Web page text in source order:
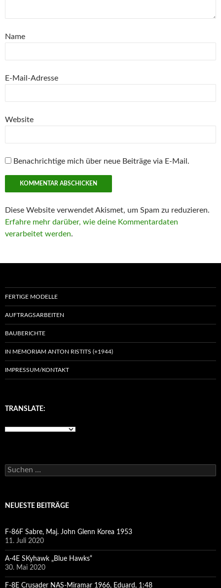
Name
E-Mail-Adresse
Website
Benachrichtige mich über neue Beiträge via E-Mail.
Diese Website verwendet Akismet, um Spam zu reduzieren.
Erfahre mehr darüber, wie deine Kommentardaten
verarbeitet werden.
FERTIGE MODELLE
AUFTRAGSARBEITEN
BAUBERICHTE
IN MEMORIAM ANTON RISTITS (+1944)
IMPRESSUM/KONTAKT
TRANSLATE:
Suchen
nach:
NEUESTE BEITRÄGE
F-86F Sabre, Maj. John Glenn Korea 1953
11. Juli 2020
A-4E SKyhawk „Blue Hawks“
30. Mai 2020
F-8E Crusader NAS-Miramar 1966, Eduard, 1:48